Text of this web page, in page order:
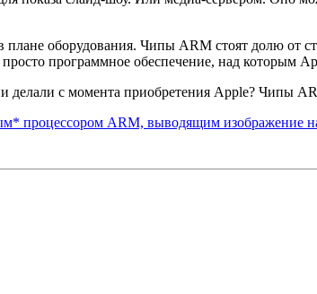
плане оборудования. Чипы ARM стоят долю от
программное обеспечение, над которым
делали с момента приобретения Apple? Чипы
процессором ARM, выводящим изображение